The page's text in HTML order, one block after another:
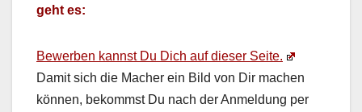
geht es:
Bewer­ben kannst Du Dich auf dieser Seite.
Damit sich die Mach­er ein Bild von Dir machen
kön­nen, bekommst Du nach der Anmel­dung per